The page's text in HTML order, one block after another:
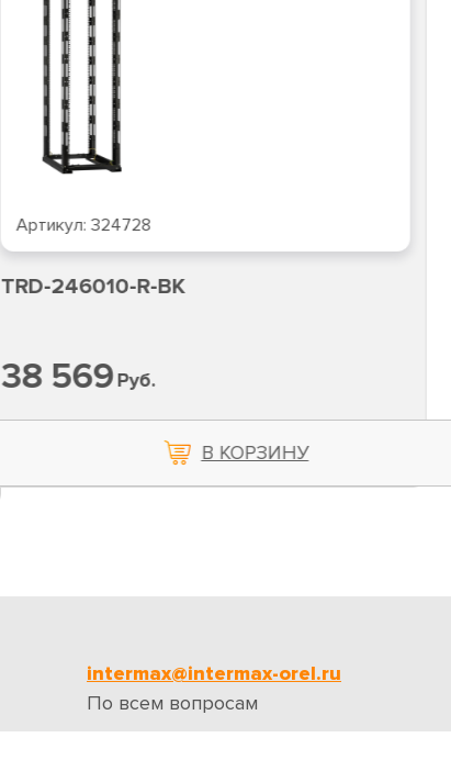
Артикул:324728
TRD-246010-R-BK
38 569Руб.
В КОРЗИНУ
intermax@intermax-orel.ru
По всем вопросам